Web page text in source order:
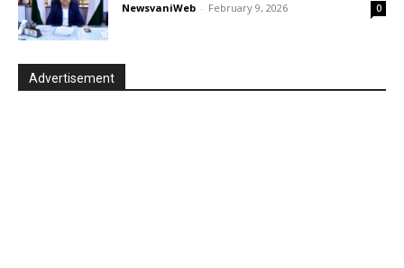
NewsvaniWeb - February 9, 2026 0
Advertisement